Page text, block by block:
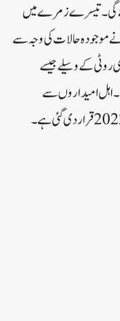
گی۔تیسرے زمرے میں
موجودہ حالات کی وجہ سے
روٹی کے وسیلے جیسے
امیداروں سے